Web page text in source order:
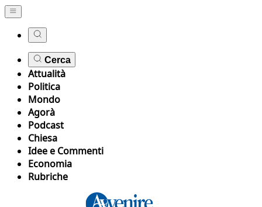
Cerca
Attualità
Politica
Mondo
Agorà
Podcast
Chiesa
Idee e Commenti
Economia
Rubriche